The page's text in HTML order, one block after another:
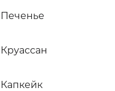
Печенье
Круассан
Капкейк